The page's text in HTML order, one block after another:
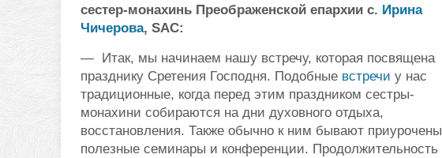
сестер-монахинь Преображенской епархии с. Ирина
Чичерова, SAC:
— Итак, мы начинаем нашу встречу, которая посвящена
празднику Сретения Господня. Подобные встречи у нас
традиционные, когда перед этим праздником сестры-
монахини собираются на дни духовного отдыха,
восстановления. Также обычно к ним бывают приурочены
полезные семинары и конференции. Продолжительность